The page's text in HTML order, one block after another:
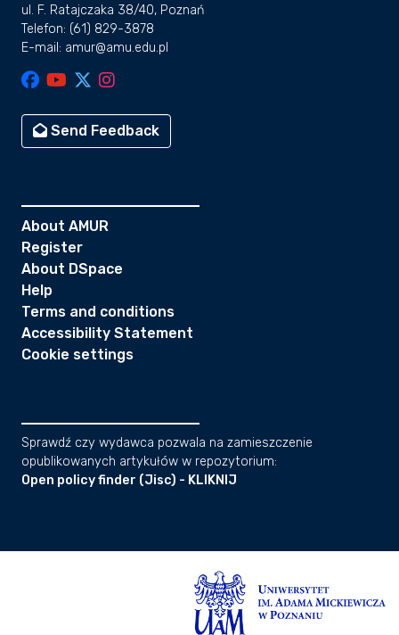
ul. F. Ratajczaka 38/40, Poznań
Telefon: (61) 829-3878
E-mail: amur@amu.edu.pl
Send Feedback
About AMUR
Register
About DSpace
Help
Terms and conditions
Accessibility Statement
Cookie settings
Sprawdź czy wydawca pozwala na zamieszczenie
opublikowanych artykułów w repozytorium:
Open policy finder (Jisc) - KLIKNIJ